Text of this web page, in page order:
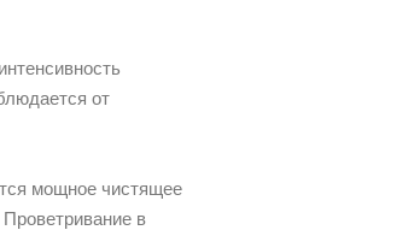
от
мощное чистящее
в